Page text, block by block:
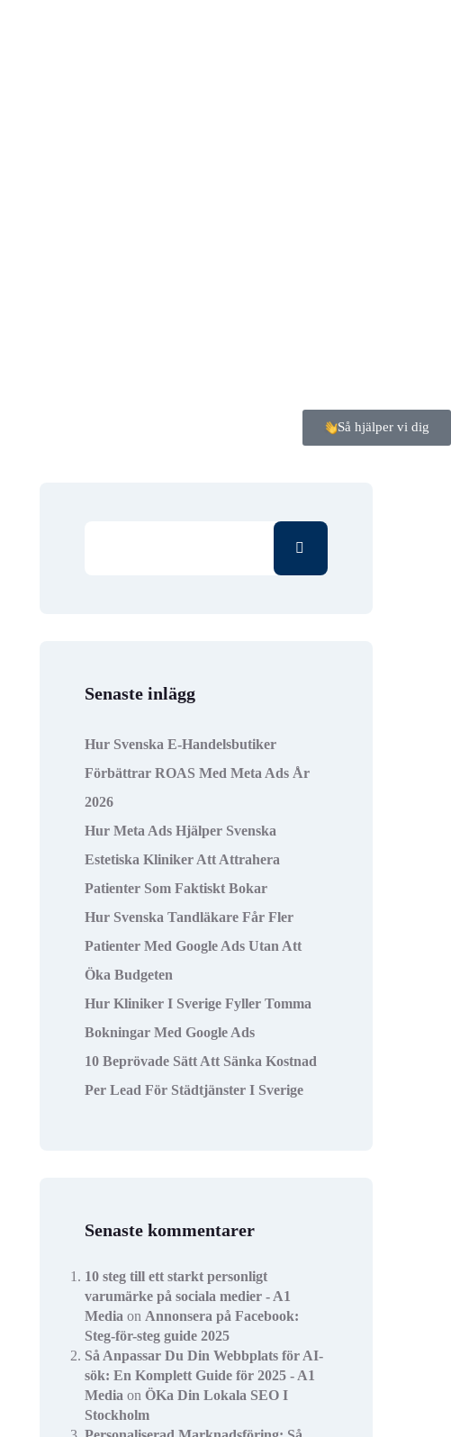
Så hjälper vi dig
Senaste inlägg
Hur Svenska E-Handelsbutiker
Förbättrar ROAS Med Meta Ads År
2026
Hur Meta Ads Hjälper Svenska
Estetiska Kliniker Att Attrahera
Patienter Som Faktiskt Bokar
Hur Svenska Tandläkare Får Fler
Patienter Med Google Ads Utan Att
Öka Budgeten
Hur Kliniker I Sverige Fyller Tomma
Bokningar Med Google Ads
10 Beprövade Sätt Att Sänka Kostnad
Per Lead För Städtjänster I Sverige
Senaste kommentarer
10 steg till ett starkt personligt
varumärke på sociala medier - A1
Media on Annonsera på Facebook:
Steg-för-steg guide 2025
Så Anpassar Du Din Webbplats för AI-
sök: En Komplett Guide för 2025 - A1
Media on ÖKa Din Lokala SEO I
Stockholm